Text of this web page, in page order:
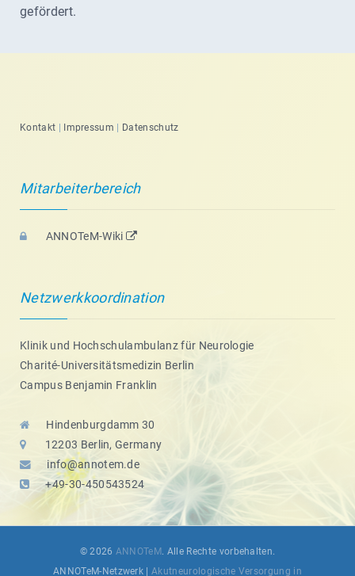
gefördert.
Kontakt | Impressum | Datenschutz
Mitarbeiterbereich
ANNOTeM-Wiki
Netzwerkkoordination
Klinik und Hochschulambulanz für Neurologie
Charité-Universitätsmedizin Berlin
Campus Benjamin Franklin
Hindenburgdamm 30
12203 Berlin, Germany
info@annotem.de
+49-30-450543524
© 2026 ANNOTeM. Alle Rechte vorbehalten.
ANNOTeM-Netzwerk |Akutneurologische Versorgung in